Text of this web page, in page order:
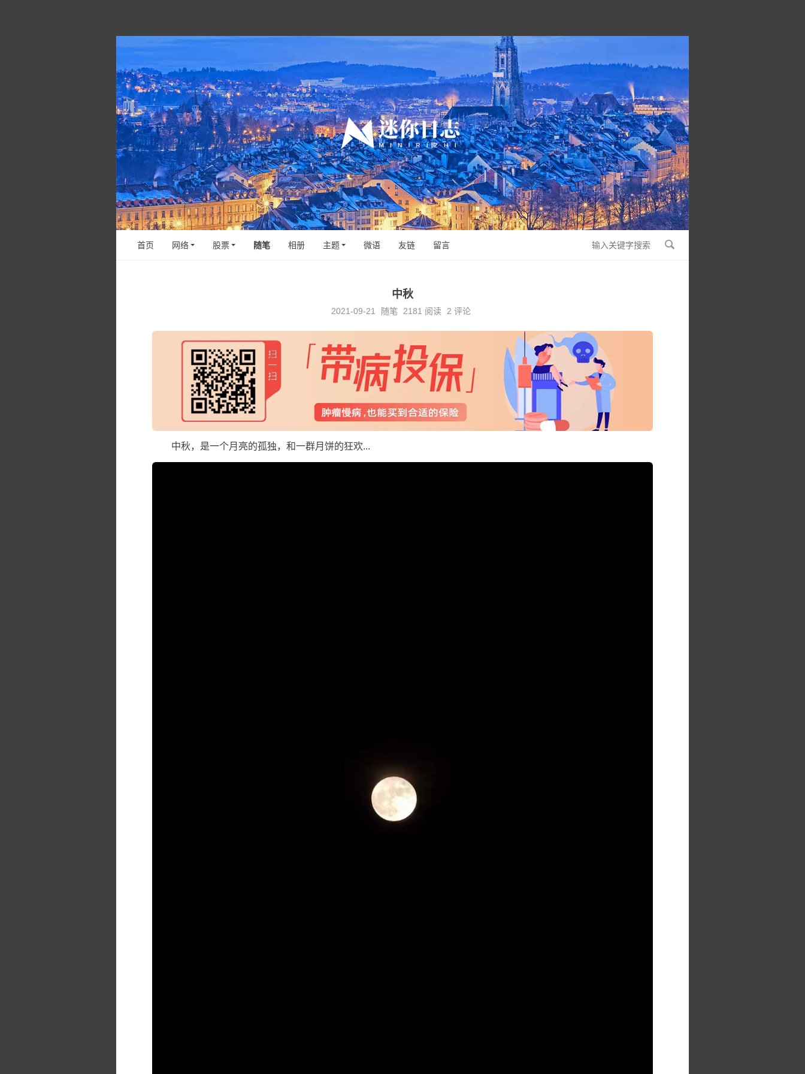
首页 网络 股票 随笔 相册 主题 微语 友链 留言
中秋
2021-09-21 随笔 2181 阅读 2 评论
中秋，是一个月亮的孤独，和一群月饼的狂欢...